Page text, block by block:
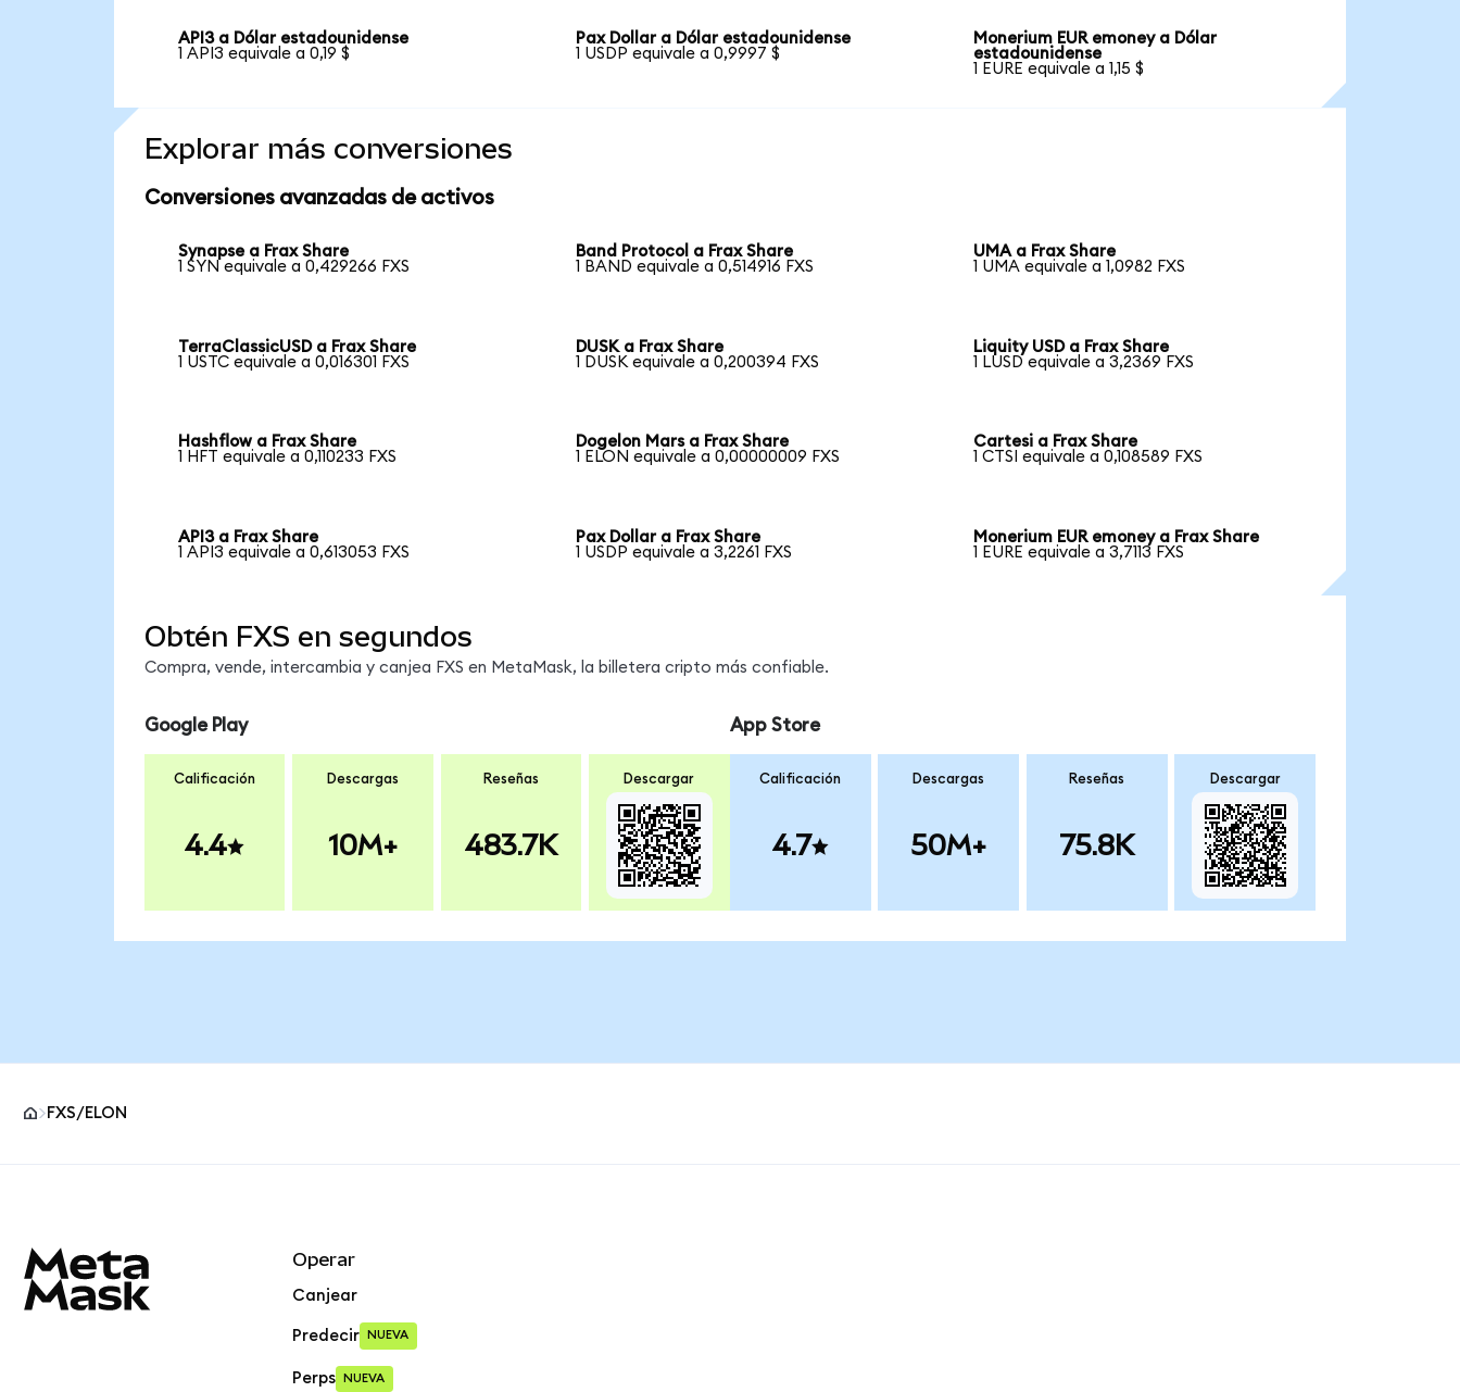
API3 a Dólar estadounidense
1 API3 equivale a 0,19 $
Pax Dollar a Dólar estadounidense
1 USDP equivale a 0,9997 $
Monerium EUR emoney a Dólar
estadounidense
1 EURE equivale a 1,15 $
Explorar más conversiones
Conversiones avanzadas de activos
Synapse a Frax Share
1 SYN equivale a 0,429266 FXS
Band Protocol a Frax Share
1 BAND equivale a 0,514916 FXS
UMA a Frax Share
1 UMA equivale a 1,0982 FXS
TerraClassicUSD a Frax Share
1 USTC equivale a 0,016301 FXS
DUSK a Frax Share
1 DUSK equivale a 0,200394 FXS
Liquity USD a Frax Share
1 LUSD equivale a 3,2369 FXS
Hashflow a Frax Share
1 HFT equivale a 0,110233 FXS
Dogelon Mars a Frax Share
1 ELON equivale a 0,00000009 FXS
Cartesi a Frax Share
1 CTSI equivale a 0,108589 FXS
API3 a Frax Share
1 API3 equivale a 0,613053 FXS
Pax Dollar a Frax Share
1 USDP equivale a 3,2261 FXS
Monerium EUR emoney a Frax Share
1 EURE equivale a 3,7113 FXS
Obtén FXS en segundos
Compra, vende, intercambia y canjea FXS en MetaMask, la billetera cripto más confiable.
Google Play
Calificación
4.4
Descargas
10M+
Reseñas
483.7K
Descargar
App Store
Calificación
4.7
Descargas
50M+
Reseñas
75.8K
Descargar
FXS/ELON
Operar
Canjear
Predecir NUEVA
Perps NUEVA